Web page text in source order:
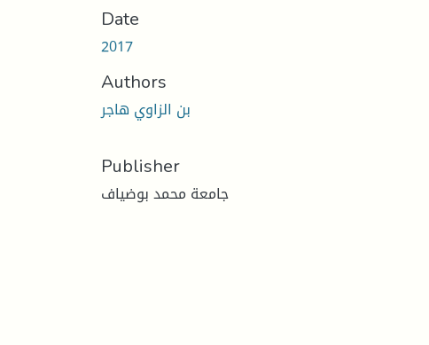
Date
2017
Authors
بن الزاوي هاجر
Publisher
جامعة محمد بوضياف